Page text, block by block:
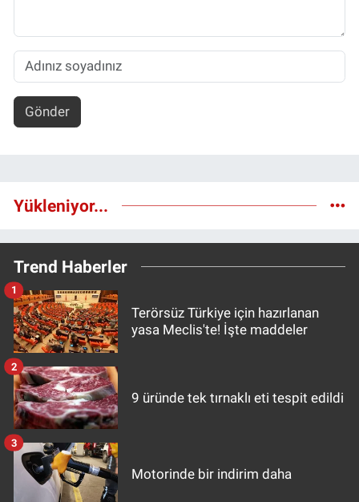
Gönder
Yükleniyor...
Trend Haberler
Terörsüz Türkiye için hazırlanan
yasa Meclis'te! İşte maddeler
1
9 üründe tek tırnaklı eti tespit edildi
2
Motorinde bir indirim daha
3